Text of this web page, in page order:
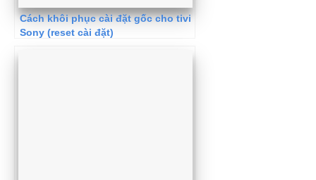
Cách khôi phục cài đặt gốc cho tivi
Sony (reset cài đặt)